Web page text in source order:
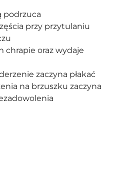
podrzuca
przy przytulaniu
chrapie oraz wydaje
zaczyna płakać
na brzuszku zaczyna